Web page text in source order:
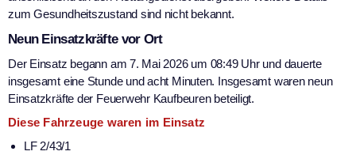
zum Gesundheitszustand sind nicht bekannt.
Neun Einsatzkräfte vor Ort
Der Einsatz begann am 7. Mai 2026 um 08:49 Uhr und dauerte
insgesamt eine Stunde und acht Minuten. Insgesamt waren neun
Einsatzkräfte der Feuerwehr Kaufbeuren beteiligt.
Diese Fahrzeuge waren im Einsatz
LF 2/43/1